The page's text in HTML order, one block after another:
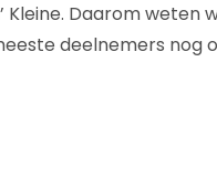
Kleine. Daarom weten
deelnemers nog